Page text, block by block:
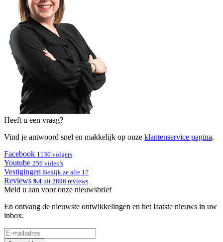
Heeft u een vraag?
Vind je antwoord snel en makkelijk op onze klantenservice pagina.
Facebook 1130 volgers
Youtube 256 video's
Vestigingen Bekijk ze alle 17
Reviews 9.4 uit 2896 reviews
Meld u aan voor onze nieuwsbrief
En ontvang de nieuwste ontwikkelingen en het laatste nieuws in uw
inbox.